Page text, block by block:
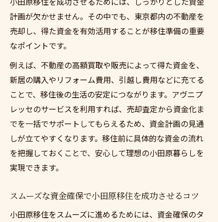
計画が欠かせません。その中でも、東京都内の不動産を
売却し、得た資金を有効活用することが移住準備の重要
なポイントです。
例えば、不動産の高額買取や販売によって得た資金を、
新居の購入やリフォーム費用、引越し費用などに充てる
ことで、移住後の生活の安定につながります。アヴニプ
レッセのサービスを利用すれば、売却査定から資金化ま
でを一括でサポートしてもらえるため、資金計画の見通
しが立てやすくなります。移住前に具体的な資金の流れ
を把握しておくことで、安心して理想の小田原暮らしを
実現できます。
スムーズな資金確保で小田原移住を成功させるコツ
小田原移住をスムーズに進めるためには、資金確保のタ